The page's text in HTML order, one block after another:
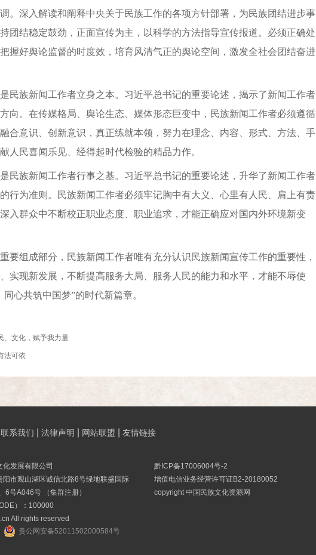
。深入解读和阐释中央关于民族工作的各项方针部署，为民族团结进步事
团结稳定鼓劲，正面宣传为主，以科学的方法指导宣传报道。必须正确处
握好舆论监督的时度效，培育风清气正的舆论空间，激发全社会团结奋进
族新闻工作者立身之本。习近平总书记的重要论述，揭示了新闻工作者
向。在传媒格局、舆论生态、媒体形态巨变中，民族新闻工作者必须遵循
合意识、创新意识，真正练就本领，努力在理念、内容、形式、方法、手
人民喜闻乐见、经得起时代检验的精品力作。
族新闻工作者行事之基。习近平总书记的重要论述，升华了新闻工作者
行为准则。民族新闻工作者必须牢记胸中有大义、心里有人民、肩上有责
入群众中不断校正职业态度、职业追求，才能正确应对国内外环境新变
组成部分，民族新闻工作者唯有充分认识民族新闻宣传工作的重要性，
实现新发展，不断提高服务大局、服务人民的能力和水平，才能不辱使
心共筑中国梦”的时代新篇章。
、文化，赋予我力量
法可依
联系我们 法律声明 网站联盟 友情链接
发展有限公司
阳市观山湖区诚信北路8号绿地联盛国际
6号A046号 （集群注册）
）：100000
All rights reserved
黔ICP备17006004号-2
增值电信业务经营许可证B2-20180052
copyright 中国民族文化资源网
贵公网安备52011502000584号